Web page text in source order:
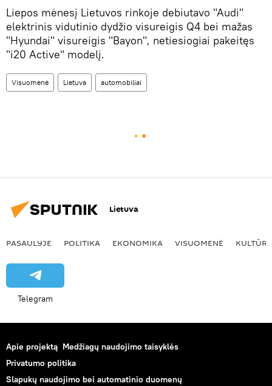
Liepos mėnesį Lietuvos rinkoje debiutavo "Audi"
elektrinis vidutinio dydžio visureigis Q4 bei mažas
"Hyundai" visureigis "Bayon", netiesiogiai pakeitęs
"i20 Active" modelį.
Visuomenė Lietuva automobiliai
Lietuva
PASAULYJE POLITIKA EKONOMIKA VISUOMENĖ KULTŪRA
Telegram
Apie projektą Medžiagų naudojimo taisyklės
Privatumo politika
Slapukų naudojimo bei automatinio duomenų